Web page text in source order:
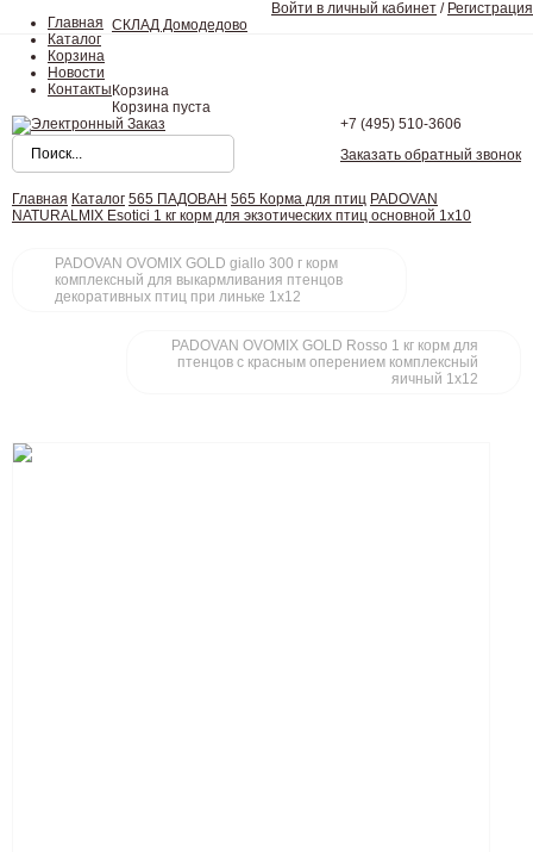
Главная
Каталог
Корзина
Новости
Контакты
Войти в личный кабинет / Регистрация
СКЛАД Домодедово
Корзина
Корзина пуста
+7 (495) 510-3606
Заказать обратный звонок
Главная Каталог 565 ПАДОВАН 565 Корма для птиц PADOVAN
NATURALMIX Esotici 1 кг корм для экзотических птиц основной 1х10
PADOVAN OVOMIX GOLD giallo 300 г корм
комплексный для выкармливания птенцов
декоративных птиц при линьке 1х12
PADOVAN OVOMIX GOLD Rosso 1 кг корм для
птенцов с красным оперением комплексный
яичный 1х12